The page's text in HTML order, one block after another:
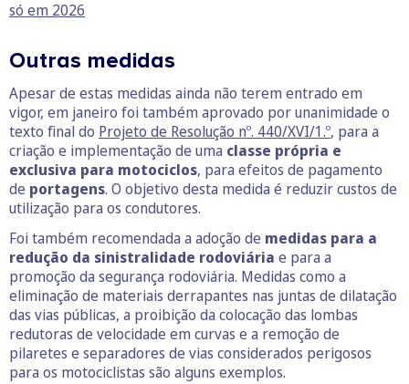
só em 2026
Outras medidas
Apesar de estas medidas ainda não terem entrado em
vigor, em janeiro foi também aprovado por unanimidade o
texto final do Projeto de Resolução nº. 440/XVI/1.º, para a
criação e implementação de uma classe própria e
exclusiva para motociclos, para efeitos de pagamento
de portagens. O objetivo desta medida é reduzir custos de
utilização para os condutores.
Foi também recomendada a adoção de medidas para a
redução da sinistralidade rodoviária e para a
promoção da segurança rodoviária. Medidas como a
eliminação de materiais derrapantes nas juntas de dilatação
das vias públicas, a proibição da colocação das lombas
redutoras de velocidade em curvas e a remoção de
pilaretes e separadores de vias considerados perigosos
para os motociclistas são alguns exemplos.